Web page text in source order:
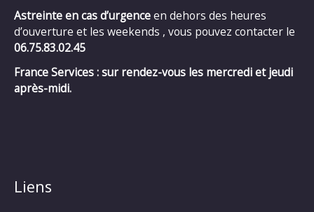
Astreinte en cas d’urgenceen dehors des heures
d’ouverture et les weekends , vous pouvez contacter le
06.75.83.02.45
France Services : sur rendez-vous les mercredi et jeudi
après-midi.
Liens